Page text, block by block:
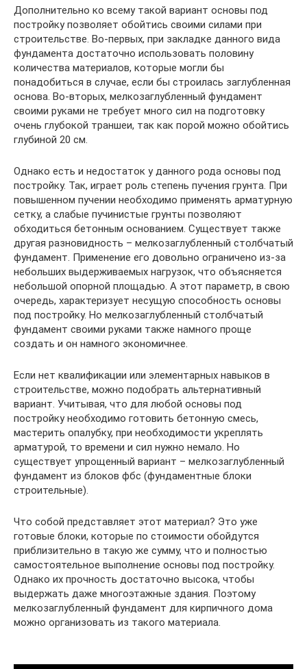
Дополнительно ко всему такой вариант основы под
постройку позволяет обойтись своими силами при
строительстве. Во-первых, при закладке данного вида
фундамента достаточно использовать половину
количества материалов, которые могли бы
понадобиться в случае, если бы строилась заглубленная
основа. Во-вторых, мелкозаглубленный фундамент
своими руками не требует много сил на подготовку
очень глубокой траншеи, так как порой можно обойтись
глубиной 20 см.
Однако есть и недостаток у данного рода основы под
постройку. Так, играет роль степень пучения грунта. При
повышенном пучении необходимо применять арматурную
сетку, а слабые пучинистые грунты позволяют
обходиться бетонным основанием. Существует также
другая разновидность – мелкозаглубленный столбчатый
фундамент. Применение его довольно ограничено из-за
небольших выдерживаемых нагрузок, что объясняется
небольшой опорной площадью. А этот параметр, в свою
очередь, характеризует несущую способность основы
под постройку. Но мелкозаглубленный столбчатый
фундамент своими руками также намного проще
создать и он намного экономичнее.
Если нет квалификации или элементарных навыков в
строительстве, можно подобрать альтернативный
вариант. Учитывая, что для любой основы под
постройку необходимо готовить бетонную смесь,
мастерить опалубку, при необходимости укреплять
арматурой, то времени и сил нужно немало. Но
существует упрощенный вариант – мелкозаглубленный
фундамент из блоков фбс (фундаментные блоки
строительные).
Что собой представляет этот материал? Это уже
готовые блоки, которые по стоимости обойдутся
приблизительно в такую же сумму, что и полностью
самостоятельное выполнение основы под постройку.
Однако их прочность достаточно высока, чтобы
выдержать даже многоэтажные здания. Поэтому
мелкозаглубленный фундамент для кирпичного дома
можно организовать из такого материала.